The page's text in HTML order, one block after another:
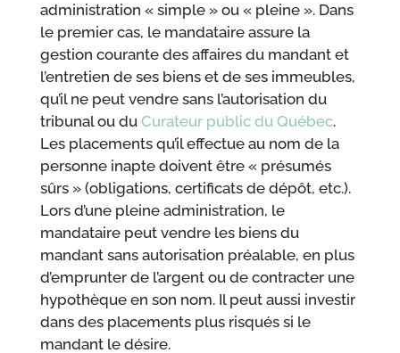
administration « simple » ou « pleine ». Dans
le premier cas, le mandataire assure la
gestion courante des affaires du mandant et
l’entretien de ses biens et de ses immeubles,
qu’il ne peut vendre sans l’autorisation du
tribunal ou du Curateur public du Québec.
Les placements qu’il effectue au nom de la
personne inapte doivent être « présumés
sûrs » (obligations, certificats de dépôt, etc.).
Lors d’une pleine administration, le
mandataire peut vendre les biens du
mandant sans autorisation préalable, en plus
d’emprunter de l’argent ou de contracter une
hypothèque en son nom. Il peut aussi investir
dans des placements plus risqués si le
mandant le désire.